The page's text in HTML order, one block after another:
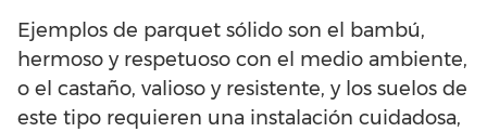
Ejemplos de parquet sólido son el bambú,
hermoso y respetuoso con el medio ambiente,
o el castaño, valioso y resistente, y los suelos de
este tipo requieren una instalación cuidadosa,